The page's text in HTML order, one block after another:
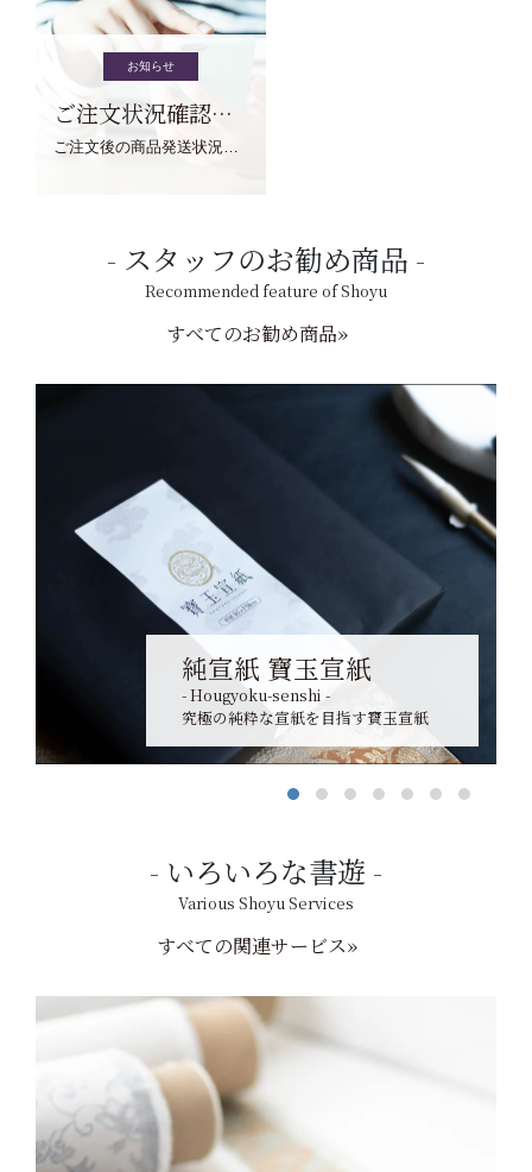
お知らせ
ご注文状況確認について
ご注文後の商品発送状況については、こちらからご確認くださいませ。
スタッフのお勧め商品
Recommended feature of Shoyu
すべてのお勧め商品»
純宣紙 寶玉宣紙
- Hougyoku-senshi -
究極の純粋な宣紙を目指す寶玉宣紙
いろいろな書遊
Various Shoyu Services
すべての関連サービス»